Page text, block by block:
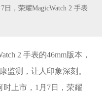
日，荣耀MagicWatch 2 手表
2 手表的46mm版本，
监测，让人印象深刻。
时上市，1月7日，荣耀